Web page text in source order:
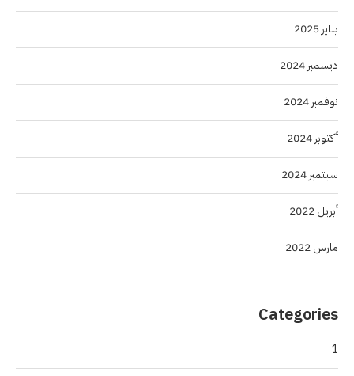
يناير 2025
ديسمبر 2024
نوفمبر 2024
أكتوبر 2024
سبتمبر 2024
أبريل 2022
مارس 2022
Categories
1